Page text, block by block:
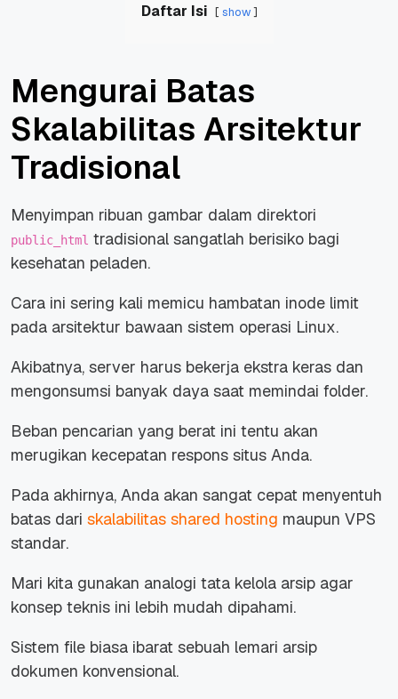
Daftar Isi show
Mengurai Batas
Skalabilitas Arsitektur
Tradisional
Menyimpan ribuan gambar dalam direktori
public_html tradisional sangatlah berisiko bagi
kesehatan peladen.
Cara ini sering kali memicu hambatan inode limit
pada arsitektur bawaan sistem operasi Linux.
Akibatnya, server harus bekerja ekstra keras dan
mengonsumsi banyak daya saat memindai folder.
Beban pencarian yang berat ini tentu akan
merugikan kecepatan respons situs Anda.
Pada akhirnya, Anda akan sangat cepat menyentuh
batas dari skalabilitas shared hosting maupun VPS
standar.
Mari kita gunakan analogi tata kelola arsip agar
konsep teknis ini lebih mudah dipahami.
Sistem file biasa ibarat sebuah lemari arsip
dokumen konvensional.